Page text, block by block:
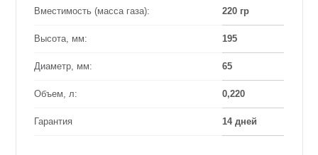
Вместимость (масса газа): 220 гр
Высота, мм: 195
Диаметр, мм: 65
Объем, л: 0,220
Гарантия 14 дней